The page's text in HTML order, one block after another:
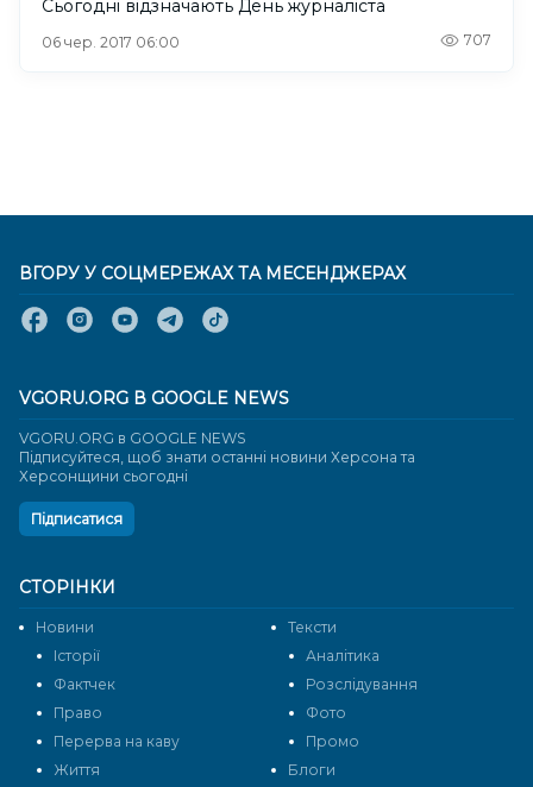
Сьогодні відзначають День журналіста
06 чер. 2017 06:00 707
СТОРІНКИ
Новини
Тексти
Історії
Аналітика
Фактчек
Розслідування
Право
Фото
Перерва на каву
Промо
Життя
Блоги
ВГОРУ У СОЦМЕРЕЖАХ ТА МЕСЕНДЖЕРАХ
VGORU.ORG В GOOGLE NEWS
VGORU.ORG в GOOGLE NEWS
Підписуйтеся, щоб знати останні новини Херсона та
Херсонщини сьогодні
Підписатися